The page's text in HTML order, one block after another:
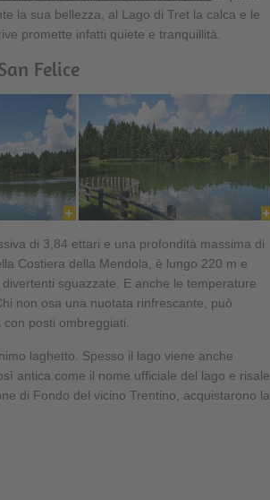
la sua bellezza, al Lago di Tret la calca e le
promette infatti quiete e tranquillità.
Felice
di 3,84 ettari e una profondità massima di
Costiera della Mendola, è lungo 220 m e
sguazzate. E anche le temperature
non osa una nuotata rinfrescante, può
posti ombreggiati.
laghetto. Spesso il lago viene anche
antica come il nome ufficiale del lago e risale
di Fondo del vicino Trentino, acquistarono la